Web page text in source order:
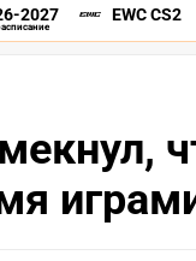
2027 EWC CS2